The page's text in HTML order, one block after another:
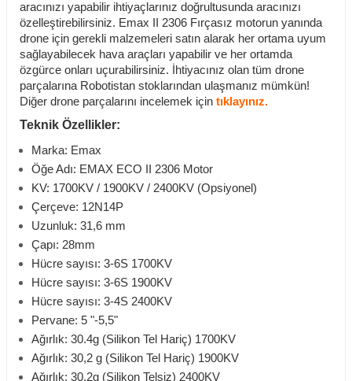
aracınızı yapabilir ihtiyaçlarınız doğrultusunda aracınızı
özelleştirebilirsiniz. Emax II 2306 Fırçasız motorun yanında
drone için gerekli malzemeleri satın alarak her ortama uyum
sağlayabilecek hava araçları yapabilir ve her ortamda
özgürce onları uçurabilirsiniz. İhtiyacınız olan tüm drone
parçalarına Robotistan stoklarından ulaşmanız mümkün!
Diğer drone parçalarını incelemek için tıklayınız.
Teknik Özellikler:
Marka: Emax
Öğe Adı: EMAX ECO II 2306 Motor
KV: 1700KV / 1900KV / 2400KV (Opsiyonel)
Çerçeve: 12N14P
Uzunluk: 31,6 mm
Çapı: 28mm
Hücre sayısı: 3-6S 1700KV
Hücre sayısı: 3-6S 1900KV
Hücre sayısı: 3-4S 2400KV
Pervane: 5 "-5,5"
Ağırlık: 30.4g (Silikon Tel Hariç) 1700KV
Ağırlık: 30,2 g (Silikon Tel Hariç) 1900KV
Ağırlık: 30.2g (Silikon Telsiz) 2400KV